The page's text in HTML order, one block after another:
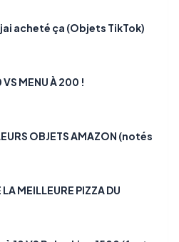
Pourquoi jai acheté ça (Objets TikTok)
VS MENU À 200 !
OBJETS AMAZON (notés
LA MEILLEURE PIZZA DU